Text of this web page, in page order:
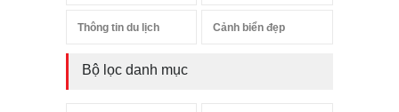
Thông tin du lịch Cảnh biển đẹp
Bộ lọc danh mục